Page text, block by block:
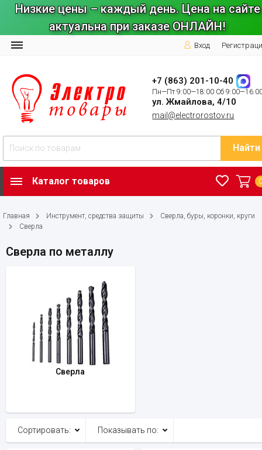
Низкие цены – каждый день. Цена на сайте
актуальна при заказе ОНЛАЙН!
Вход
+7 (863) 201-10-40
Пн—Пт 9:00—18:00 Сб
ул. Жмайлова, 4/10
mail@electrorostov.ru
Найти
Каталог товаров
Главная Инструмент, средства защиты
Сверла, буры, коронки, круги
Сверла
Сверла по металлу
Сверла
Сортировать: Показывать по: